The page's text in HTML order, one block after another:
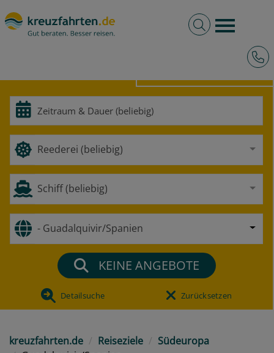
Burger
Volltextsuche
Reederei (beliebig)
Schiff (beliebig)
- Guadalquivir/Spanien
KEINE ANGEBOTE
Detailsuche Zurücksetzen
kreuzfahrten.de Reiseziele
Südeuropa